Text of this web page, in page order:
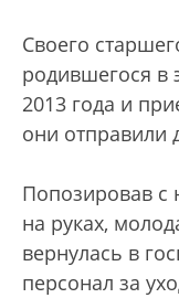
Своего
родившегося в
2013 года и
они отправили
Попозировав с
на руках,
вернулась в
персонал за